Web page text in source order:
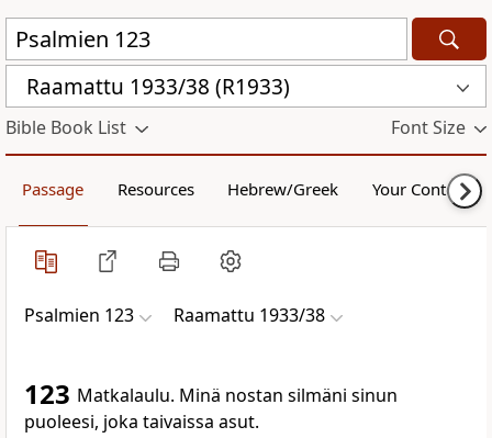
Raamattu 1933/38 (R1933)
Bible Book List Font Size
Passage Resources Hebrew/Greek Your Content
Psalmien 123 Raamattu 1933/38
123 Matkalaulu. Minä nostan silmäni sinun
puoleesi, joka taivaissa asut.